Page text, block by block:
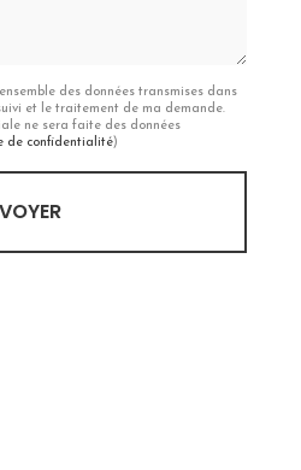
des données transmises dans
et le traitement de ma demande.
ne sera faite des données
de confidentialité)